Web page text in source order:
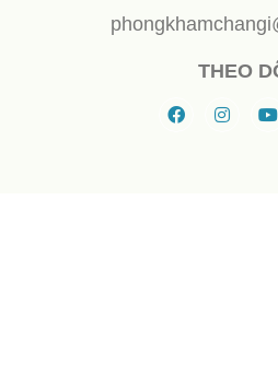
THEO